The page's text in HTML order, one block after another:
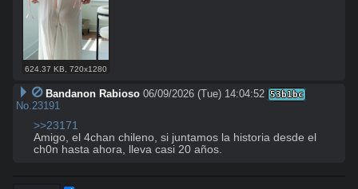
624.37 KB ,720x1280
Bandanon Rabioso 06/09/2026 (Tue) 14:04:52 53b1bc
No.23191
>>23171
Amigo, el 4chan chileno, si juntamos la historia desde el
ch0n hasta ahora, lleva casi 20 años.